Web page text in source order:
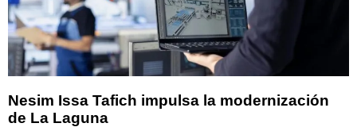
Nesim Issa Tafich impulsa la modernización
de La Laguna